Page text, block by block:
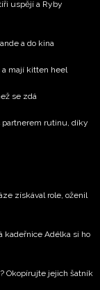
uspějí a Ryby
a do kina
a mají kitten heel
se zdá
partnerem rutinu, díky
získával role, oženil
kadeřnice Adélka si ho
Okopírujte jejich šatník